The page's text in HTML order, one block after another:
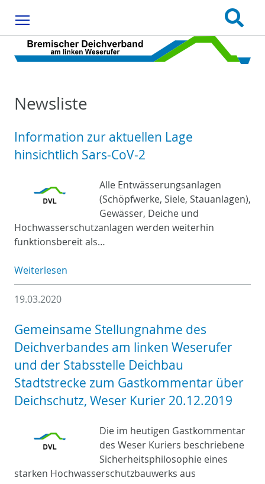
Newsliste
Information zur aktuellen Lage
hinsichtlich Sars-CoV-2
Alle Entwässerungsanlagen
(Schöpfwerke, Siele, Stauanlagen),
Gewässer, Deiche und
Hochwasserschutzanlagen werden weiterhin
funktionsbereit als…
Weiterlesen
19.03.2020
Gemeinsame Stellungnahme des
Deichverbandes am linken Weserufer
und der Stabsstelle Deichbau
Stadtstrecke zum Gastkommentar über
Deichschutz, Weser Kurier 20.12.2019
Die im heutigen Gastkommentar
des Weser Kuriers beschriebene
Sicherheitsphilosophie eines
starken Hochwasserschutzbauwerks aus